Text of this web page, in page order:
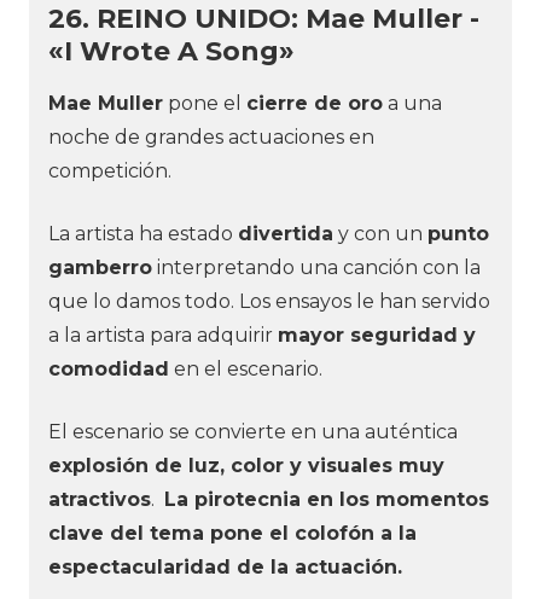
26. REINO UNIDO: Mae Muller -
«I Wrote A Song»
Mae Muller pone el cierre de oro a una
noche de grandes actuaciones en
competición.
La artista ha estado divertida y con un punto
gamberro interpretando una canción con la
que lo damos todo. Los ensayos le han servido
a la artista para adquirir mayor seguridad y
comodidad en el escenario.
El escenario se convierte en una auténtica
explosión de luz, color y visuales muy
atractivos. La pirotecnia en los momentos
clave del tema pone el colofón a la
espectacularidad de la actuación.